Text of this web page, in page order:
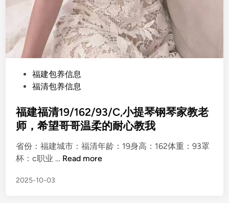
t
e
i
n
福建包养信息
福清包养信息
福建福清19/162/93/C,小提琴钢琴家教老
师，希望哥哥温柔的耐心教我
省份：福建城市：福清年龄：19身高：162体重：93罩
杯：c职业 … 福
Read more
2025-10-03